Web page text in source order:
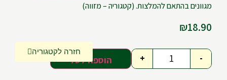
מגוונים בהתאם להמלצות. (קטגוריה – מזווה)
₪18.90
-
+ הוספה לסל
חזרה לקטגוריה